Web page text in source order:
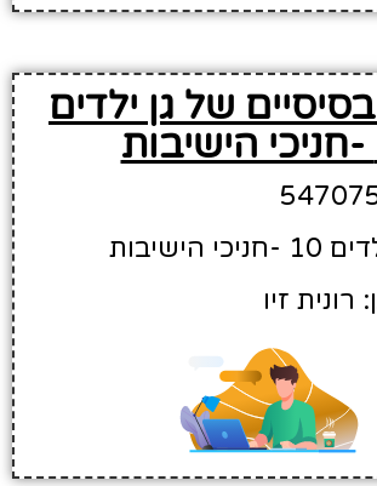
של גן ילדים
זיו